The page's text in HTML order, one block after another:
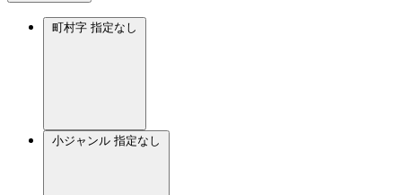
町村字 指定なし
小ジャンル 指定なし